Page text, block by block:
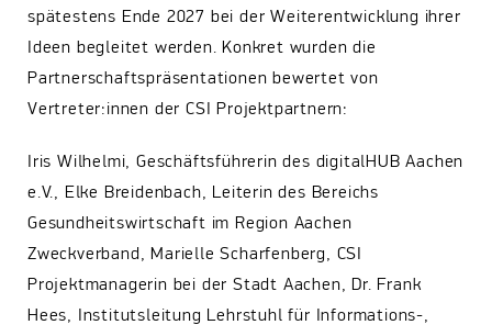
spätestens Ende 2027 bei der Weiterentwicklung ihrer
Ideen begleitet werden. Konkret wurden die
Partnerschaftspräsentationen bewertet von
Vertreter:innen der CSI Projektpartnern:
Iris Wilhelmi, Geschäftsführerin des digitalHUB Aachen
e.V., Elke Breidenbach, Leiterin des Bereichs
Gesundheitswirtschaft im Region Aachen
Zweckverband, Marielle Scharfenberg, CSI
Projektmanagerin bei der Stadt Aachen, Dr. Frank
Hees, Institutsleitung Lehrstuhl für Informations-,